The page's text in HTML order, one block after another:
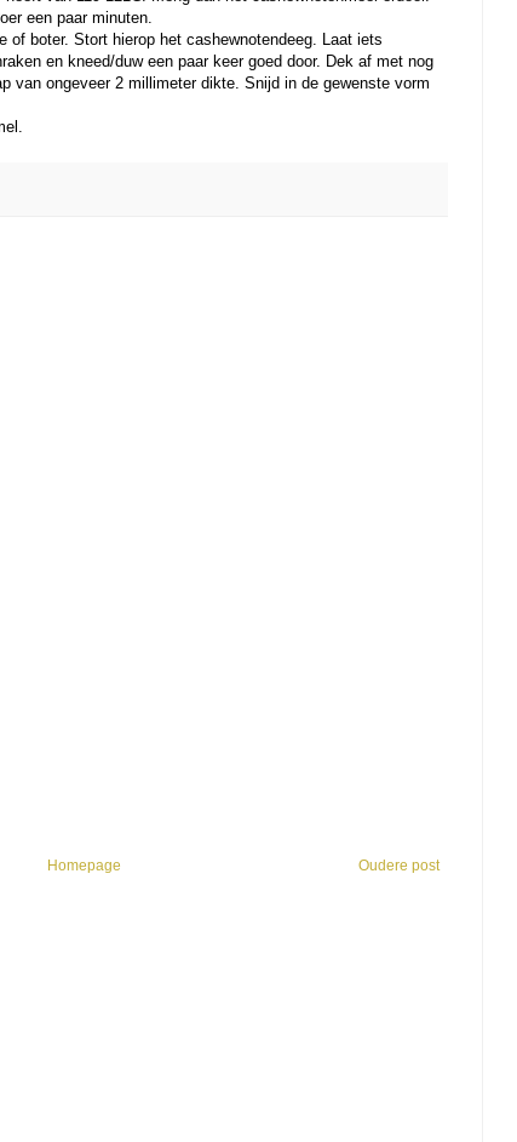
een paar minuten.
of boter. Stort hierop het cashewnotendeeg. Laat iets
en kneed/duw een paar keer goed door. Dek af met nog
van ongeveer 2 millimeter dikte. Snijd in de gewenste vorm
Oudere post
Homepage